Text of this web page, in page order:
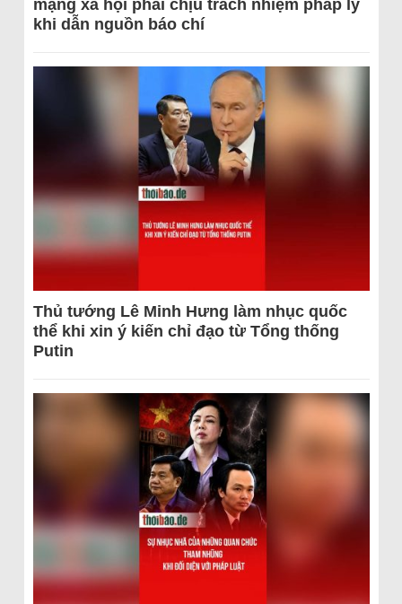
mạng xã hội phải chịu trách nhiệm pháp lý
khi dẫn nguồn báo chí
Thủ tướng Lê Minh Hưng làm nhục quốc
thể khi xin ý kiến chỉ đạo từ Tổng thống
Putin